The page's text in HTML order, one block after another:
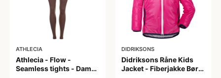
ATHLECIA
Athlecia - Flow -
Seamless tights - Dame
DIDRIKSONS
Didriksons Råne Kids
Jacket - Fiberjakke Børn